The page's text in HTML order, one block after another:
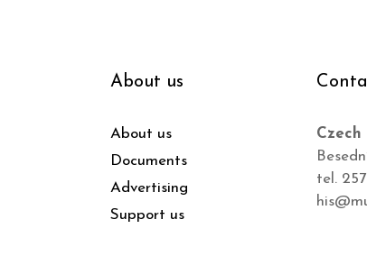
About us
About us
Documents
Advertising
Support us
tel.